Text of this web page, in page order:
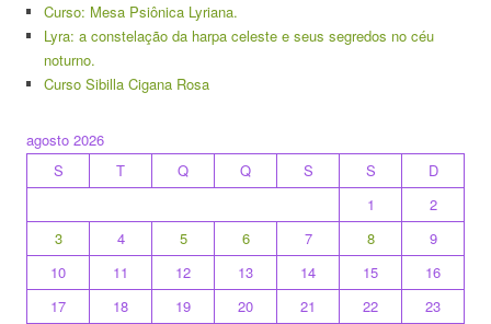
Curso: Mesa Psiônica Lyriana.
Lyra: a constelação da harpa celeste e seus segredos no céu
noturno.
Curso Sibilla Cigana Rosa
agosto 2026
S
T Q Q S S
D
1
2
3
4 5 6 7 8
9
10
11 12 13 14 15
16
17
18 19 20 21 22
23